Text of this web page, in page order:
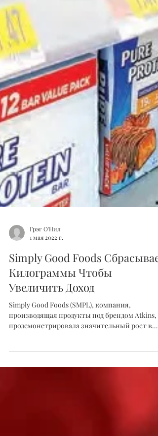
Грэг О'Нил
1 мая 2022 г.
Simply Good Foods Сбрасывает
Килограммы Чтобы
Увеличить Доход
Simply Good Foods (SMPL), компания,
продемонстрировала значительный рост в